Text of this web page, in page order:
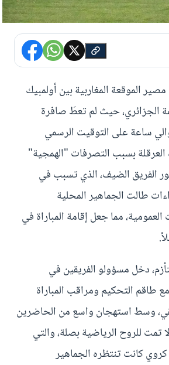
الموقعة المغاربية بين أولمبيك
الجزائري، حيث لم تعطَ صافرة
ساعة على التوقيت الرسمي
العرقلة بسبب التصرفات "الهمجية"
الفريق الضيف، الذي تسبب في
طالت الجماهير المحلية
مما جعل إقامة المباراة في
دخل مسؤولو الفريقين في
طاقم التحكيم ومراقب المباراة
وسط استهجان واسع من الحاضرين
تمت للروح الرياضية بصلة، والتي
كانت تنتظره الجماهير